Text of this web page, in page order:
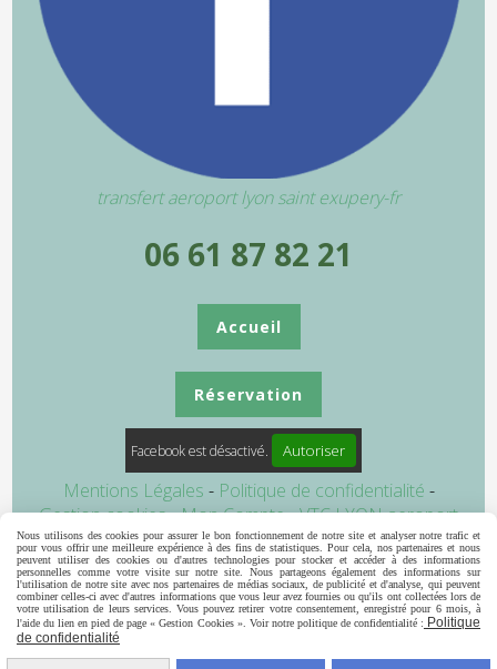
transfert aeroport lyon saint exupery-fr
06 61 87 82 21
Accueil
Réservation
Facebook est désactivé. Autoriser
Mentions Légales
Politique de confidentialité
Gestion cookies Mon Compte VTC LYON aeroport
transfert aeroport lyon navette aeroport lyon Taxi
Ambulance Annuaire vtc
Nous utilisons des cookies pour assurer le bon fonctionnement de notre site et analyser notre trafic et
pour vous offrir une meilleure expérience à des fins de statistiques. Pour cela, nos partenaires et nous
peuvent utiliser des cookies ou d'autres technologies pour stocker et accéder à des informations
personnelles comme votre visite sur notre site. Nous partageons également des informations sur
l'utilisation de notre site avec nos partenaires de médias sociaux, de publicité et d'analyse, qui peuvent
combiner celles-ci avec d'autres informations que vous leur avez fournies ou qu'ils ont collectées lors de
votre utilisation de leurs services. Vous pouvez retirer votre consentement, enregistré pour 6 mois, à
l'aide du lien en pied de page « Gestion Cookies ». Voir notre politique de confidentialité : Politique
de confidentialité